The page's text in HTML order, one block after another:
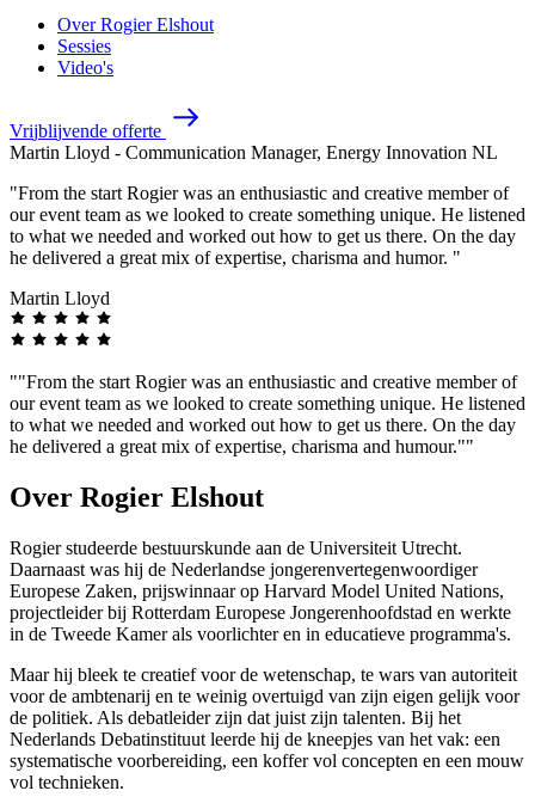
Over Rogier Elshout
Sessies
Video's
Vrijblijvende offerte
Martin Lloyd - Communication Manager, Energy Innovation NL
"From the start Rogier was an enthusiastic and creative member of
our event team as we looked to create something unique. He listened
to what we needed and worked out how to get us there. On the day
he delivered a great mix of expertise, charisma and humor. "
Martin Lloyd
""From the start Rogier was an enthusiastic and creative member of
our event team as we looked to create something unique. He listened
to what we needed and worked out how to get us there. On the day
he delivered a great mix of expertise, charisma and humour.""
Over Rogier Elshout
Rogier studeerde bestuurskunde aan de Universiteit Utrecht.
Daarnaast was hij de Nederlandse jongerenvertegenwoordiger
Europese Zaken, prijswinnaar op Harvard Model United Nations,
projectleider bij Rotterdam Europese Jongerenhoofdstad en werkte
in de Tweede Kamer als voorlichter en in educatieve programma's.
Maar hij bleek te creatief voor de wetenschap, te wars van autoriteit
voor de ambtenarij en te weinig overtuigd van zijn eigen gelijk voor
de politiek. Als debatleider zijn dat juist zijn talenten. Bij het
Nederlands Debatinstituut leerde hij de kneepjes van het vak: een
systematische voorbereiding, een koffer vol concepten en een mouw
vol technieken.